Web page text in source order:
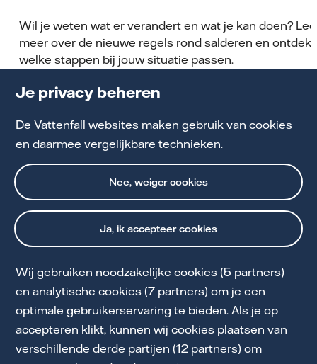
Je privacy beheren
De Vattenfall websites maken gebruik van cookies
en daarmee vergelijkbare technieken.
Ja, ik accepteer cookies
Nee, weiger cookies
Wij gebruiken noodzakelijke cookies (5 partners)
en analytische cookies (7 partners) om je een
optimale gebruikerservaring te bieden. Als je op
accepteren klikt, kunnen wij cookies plaatsen van
verschillende derde partijen (12 partners) om
Wil je weten wat er verandert en wat je kan doen?
meer over de nieuwe regels rond salderen en ontdek
welke stappen bij jouw situatie passen.
Lees meer over de salderingsregeling in 2027
Bekijk wat je kan doen met je zonnepanelen
Cookie Statement
Privacy en Voorwaarden
Toegankelijkheid